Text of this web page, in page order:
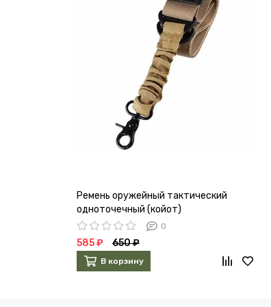
Ремень оружейный тактический
одноточечный (койот)
0
585 ₽ 650 ₽
В корзину